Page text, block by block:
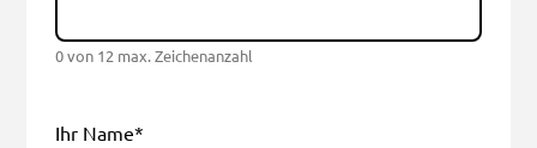
0 von 12 max. Zeichenanzahl
Ihr Name*